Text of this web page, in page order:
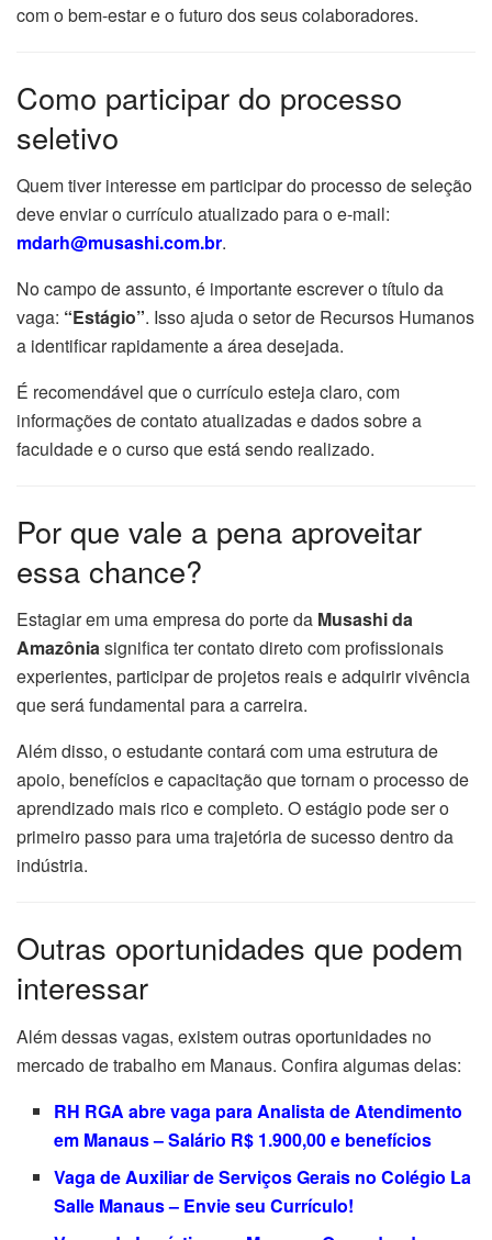
com o bem-estar e o futuro dos seus colaboradores.
Como participar do processo
seletivo
Quem tiver interesse em participar do processo de seleção
deve enviar o currículo atualizado para o e-mail:
mdarh@musashi.com.br.
No campo de assunto, é importante escrever o título da
vaga: “Estágio”. Isso ajuda o setor de Recursos Humanos
a identificar rapidamente a área desejada.
É recomendável que o currículo esteja claro, com
informações de contato atualizadas e dados sobre a
faculdade e o curso que está sendo realizado.
Por que vale a pena aproveitar
essa chance?
Estagiar em uma empresa do porte da Musashi da
Amazôniasignifica ter contato direto com profissionais
experientes, participar de projetos reais e adquirir vivência
que será fundamental para a carreira.
Além disso, o estudante contará com uma estrutura de
apoio, benefícios e capacitação que tornam o processo de
aprendizado mais rico e completo. O estágio pode ser o
primeiro passo para uma trajetória de sucesso dentro da
indústria.
Outras oportunidades que podem
interessar
Além dessas vagas, existem outras oportunidades no
mercado de trabalho em Manaus. Confira algumas delas:
RH RGA abre vaga para Analista de Atendimento
em Manaus – Salário R$ 1.900,00 e benefícios
Vaga de Auxiliar de Serviços Gerais no Colégio La
Salle Manaus – Envie seu Currículo!